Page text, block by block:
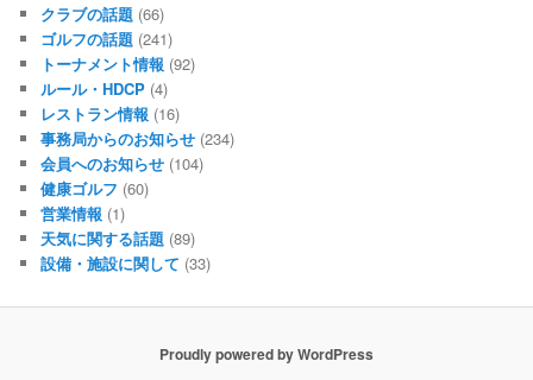
クラブの話題 (66)
ゴルフの話題 (241)
トーナメント情報 (92)
ルール・HDCP (4)
レストラン情報 (16)
事務局からのお知らせ (234)
会員へのお知らせ (104)
健康ゴルフ (60)
営業情報 (1)
天気に関する話題 (89)
設備・施設に関して (33)
Proudly powered by WordPress